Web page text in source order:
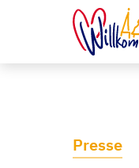
Presse